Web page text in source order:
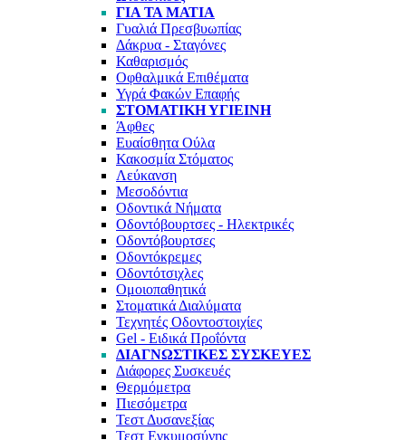
ΓΙΑ ΤΑ ΜΑΤΙΑ
Γυαλιά Πρεσβυωπίας
Δάκρυα - Σταγόνες
Καθαρισμός
Οφθαλμικά Επιθέματα
Υγρά Φακών Επαφής
ΣΤΟΜΑΤΙΚΗ ΥΓΙΕΙΝΗ
Άφθες
Ευαίσθητα Ούλα
Κακοσμία Στόματος
Λεύκανση
Μεσοδόντια
Οδοντικά Νήματα
Οδοντόβουρτσες - Ηλεκτρικές
Οδοντόβουρτσες
Οδοντόκρεμες
Οδοντότσιχλες
Ομοιοπαθητικά
Στοματικά Διαλύματα
Τεχνητές Οδοντοστοιχίες
Gel - Ειδικά Προΐόντα
ΔΙΑΓΝΩΣΤΙΚΕΣ ΣΥΣΚΕΥΕΣ
Διάφορες Συσκευές
Θερμόμετρα
Πιεσόμετρα
Τεστ Δυσανεξίας
Τεστ Εγκυμοσύνης